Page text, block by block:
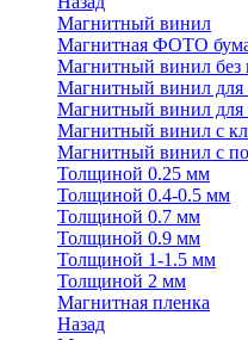
Магнитный винил
Магнитная ФОТО
Магнитный винил без
Магнитный винил для
Магнитный винил для
Магнитный винил с
Магнитный винил с
Толщиной 0.25 мм
Толщиной 0.4-0.5 мм
Толщиной 0.7 мм
Толщиной 0.9 мм
Толщиной 1-1.5 мм
Толщиной 2 мм
Магнитная пленка
Назад